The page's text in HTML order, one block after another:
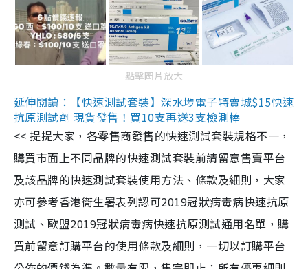
點擊圖片放大
延伸閱讀：【快速測試套裝】深水埗電子特賣城$15快速
抗原測試劑 現貨發售！買10支再送3支檢測棒
<< 提提大家，各零售商發售的快速測試套裝規格不一，
購買市面上不同品牌的快速測試套裝前請留意售賣平台
及該品牌的快速測試套裝使用方法、條款及細則，大家
亦可參考香港衞生署表列認可2019冠狀病毒病快速抗原
測試、歐盟2019冠狀病毒病快速抗原測試通用名單，購
買前留意訂購平台的使用條款及細則，一切以訂購平台